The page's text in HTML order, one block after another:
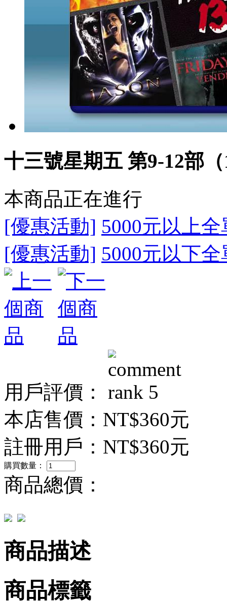
十三號星期五 第9-12部
本商品正在進行
[優惠活動] 5000元以上全
[優惠活動] 5000元以下全
用戶評價：
本店售價： NT$360元
註冊用戶： NT$360元
購買數量：
商品總價：
商品描述
商品標籤